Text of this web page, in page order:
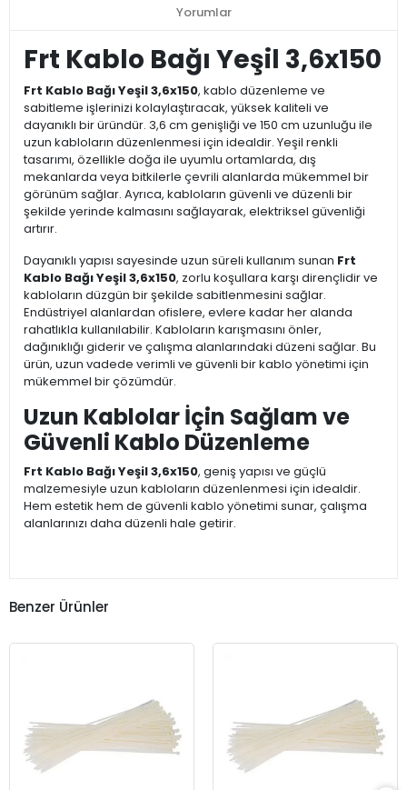
Yorumlar
Frt Kablo Bağı Yeşil 3,6x150
Frt Kablo Bağı Yeşil 3,6x150, kablo düzenleme ve
sabitleme işlerinizi kolaylaştıracak, yüksek kaliteli ve
dayanıklı bir üründür. 3,6 cm genişliği ve 150 cm uzunluğu ile
uzun kabloların düzenlenmesi için idealdir. Yeşil renkli
tasarımı, özellikle doğa ile uyumlu ortamlarda, dış
mekanlarda veya bitkilerle çevrili alanlarda mükemmel bir
görünüm sağlar. Ayrıca, kabloların güvenli ve düzenli bir
şekilde yerinde kalmasını sağlayarak, elektriksel güvenliği
artırır.
Dayanıklı yapısı sayesinde uzun süreli kullanım sunan Frt
Kablo Bağı Yeşil 3,6x150, zorlu koşullara karşı dirençlidir ve
kabloların düzgün bir şekilde sabitlenmesini sağlar.
Endüstriyel alanlardan ofislere, evlere kadar her alanda
rahatlıkla kullanılabilir. Kabloların karışmasını önler,
dağınıklığı giderir ve çalışma alanlarındaki düzeni sağlar. Bu
ürün, uzun vadede verimli ve güvenli bir kablo yönetimi için
mükemmel bir çözümdür.
Uzun Kablolar İçin Sağlam ve
Güvenli Kablo Düzenleme
Frt Kablo Bağı Yeşil 3,6x150, geniş yapısı ve güçlü
malzemesiyle uzun kabloların düzenlenmesi için idealdir.
Hem estetik hem de güvenli kablo yönetimi sunar, çalışma
alanlarınızı daha düzenli hale getirir.
Benzer Ürünler